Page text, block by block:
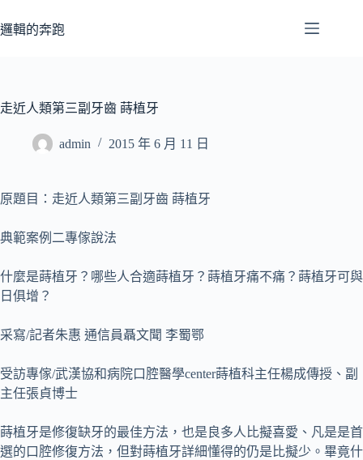
至
容
邏輯的奔跑
走近人類第三副牙齒 蒔植牙
admin 2015 年 6 月 11 日
原題目：走近人類第三副牙齒 蒔植牙
典範案例二專傢說法
什麼是蒔植牙？哪些人合適蒔植牙？蒔植牙痛不痛？蒔植牙可與
日俱增？
采寫/記者朱惠 通信員聶文聞 李蜀鄂
受訪專傢/武漢協和病院口腔醫學center蒔植科主任楊成傳授、副
主任張貞博士
蒔植牙是修復缺牙的最佳方法，也是良多人比擬喜愛、凡是是首
選的口腔修復方法，但對蒔植牙詳細懂得的仍是比擬少。畢竟什